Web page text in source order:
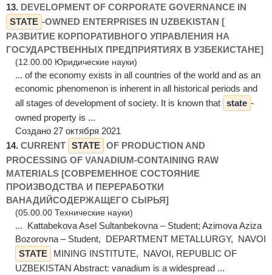
13. DEVELOPMENT OF CORPORATE GOVERNANCE IN
STATE -OWNED ENTERPRISES IN UZBEKISTAN [
РАЗВИТИЕ КОРПОРАТИВНОГО УПРАВЛЕНИЯ НА
ГОСУДАРСТВЕННЫХ ПРЕДПРИЯТИЯХ В УЗБЕКИСТАНЕ]
(12.00.00 Юридические науки)
... of the economy exists in all countries of the world and as an
economic phenomenon is inherent in all historical periods and
all stages of development of society. It is known that state -
owned property is ...
Создано 27 октября 2021
14. CURRENT STATE OF PRODUCTION AND
PROCESSING OF VANADIUM-CONTAINING RAW
MATERIALS [СОВРЕМЕННОЕ СОСТОЯНИЕ
ПРОИЗВОДСТВА И ПЕРЕРАБОТКИ
ВАНАДИЙСОДЕРЖАЩЕГО СЫРЬЯ]
(05.00.00 Технические науки)
... Kattabekova Asel Sultanbekovna – Student; Azimova Aziza
Bozorovna – Student, DEPARTMENT METALLURGY, NAVOI
STATE
MINING INSTITUTE, NAVOI, REPUBLIC OF
UZBEKISTAN Abstract: vanadium is a widespread ...